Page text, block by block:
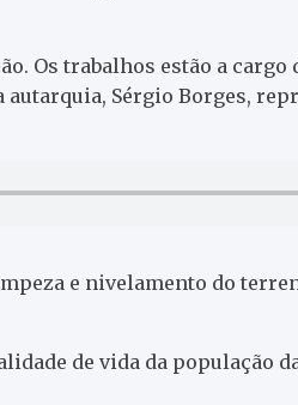
Os trabalhos estão a
autarquia, Sérgio Borges,
e nivelamento do
de vida da população